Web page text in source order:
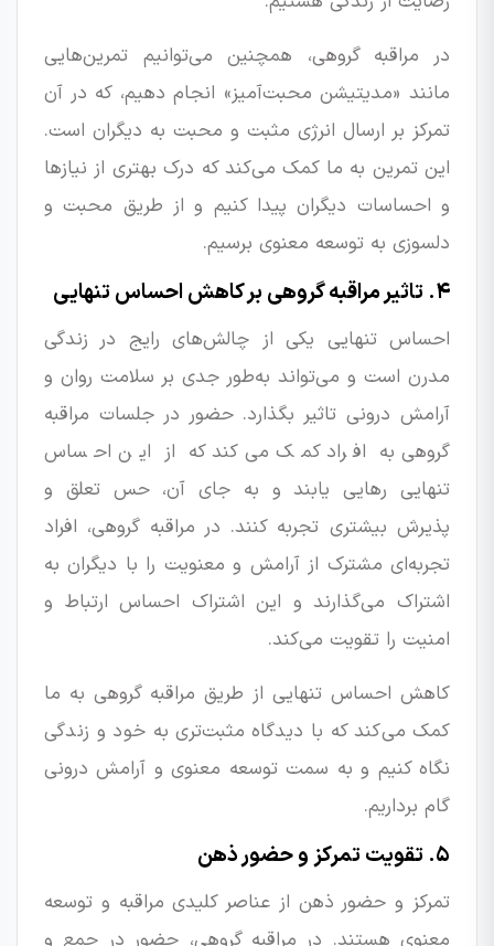
در مراقبه گروهی، همچنین می‌توانیم تمرین‌هایی
مانند «مدیتیشن محبت‌آمیز» انجام دهیم، که در آن
تمرکز بر ارسال انرژی مثبت و محبت به دیگران است.
این تمرین به ما کمک می‌کند که درک بهتری از نیازها
و احساسات دیگران پیدا کنیم و از طریق محبت و
دلسوزی به توسعه معنوی برسیم.
۴. تاثیر مراقبه گروهی بر کاهش احساس تنهایی
احساس تنهایی یکی از چالش‌های رایج در زندگی
مدرن است و می‌تواند به‌طور جدی بر سلامت روان و
آرامش درونی تاثیر بگذارد. حضور در جلسات مراقبه
گروهی به افراد کمک می‌کند که از این احساس
تنهایی رهایی یابند و به جای آن، حس تعلق و
پذیرش بیشتری تجربه کنند. در مراقبه گروهی، افراد
تجربه‌ای مشترک از آرامش و معنویت را با دیگران به
اشتراک می‌گذارند و این اشتراک احساس ارتباط و
امنیت را تقویت می‌کند.
کاهش احساس تنهایی از طریق مراقبه گروهی به ما
کمک می‌کند که با دیدگاه مثبت‌تری به خود و زندگی
نگاه کنیم و به سمت توسعه معنوی و آرامش درونی
گام برداریم.
۵. تقویت تمرکز و حضور ذهن
تمرکز و حضور ذهن از عناصر کلیدی مراقبه و توسعه